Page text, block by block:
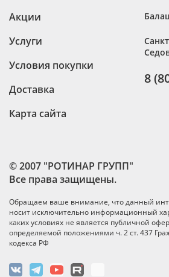
© 2007 "РОТИНАР ГРУПП"
Все права защищены.
Обращаем ваше внимание, что данный
носит исключительно информационный
каких условиях не является публичной
определяемой положениями ч. 2 ст. 437
кодекса РФ
Акции
Услуги
Условия покупки
Доставка
Карта сайта
8